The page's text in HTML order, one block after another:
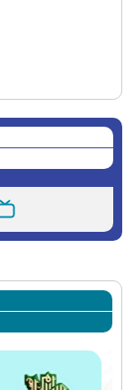
window.
the
format is not